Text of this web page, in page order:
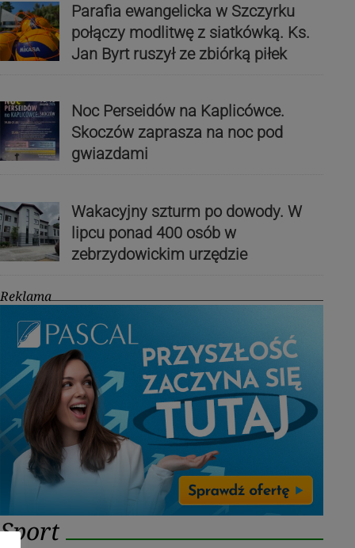
Parafia ewangelicka w Szczyrku
połączy modlitwę z siatkówką. Ks.
Jan Byrt ruszył ze zbiórką piłek
Noc Perseidów na Kaplicówce.
Skoczów zaprasza na noc pod
gwiazdami
Wakacyjny szturm po dowody. W
lipcu ponad 400 osób w
zebrzydowickim urzędzie
Reklama
Sport